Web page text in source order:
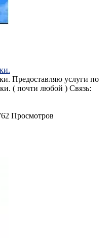
Предоставляю услуги по
( почти любой ) Связь:
Просмотров